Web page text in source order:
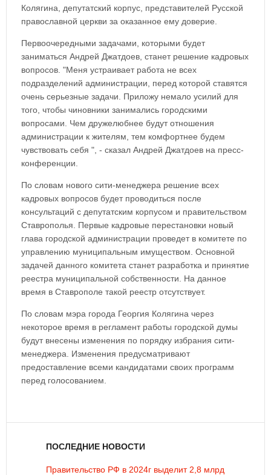
Колягина, депутатский корпус, представителей Русской
православной церкви за оказанное ему доверие.
Первоочередными задачами, которыми будет
заниматься Андрей Джатдоев, станет решение кадровых
вопросов. "Меня устраивает работа не всех
подразделений администрации, перед которой ставятся
очень серьезные задачи. Приложу немало усилий для
того, чтобы чиновники занимались городскими
вопросами. Чем дружелюбнее будут отношения
администрации к жителям, тем комфортнее будем
чувствовать себя ", - сказал Андрей Джатдоев на пресс-
конференции.
По словам нового сити-менеджера решение всех
кадровых вопросов будет проводиться после
консультаций с депутатским корпусом и правительством
Ставрополья. Первые кадровые перестановки новый
глава городской администрации проведет в комитете по
управлению муниципальным имуществом. Основной
задачей данного комитета станет разработка и принятие
реестра муниципальной собственности. На данное
время в Ставрополе такой реестр отсутствует.
По словам мэра города Георгия Колягина через
некоторое время в регламент работы городской думы
будут внесены изменения по порядку избрания сити-
менеджера. Изменения предусматривают
предоставление всеми кандидатами своих программ
перед голосованием.
ПОСЛЕДНИЕ НОВОСТИ
Правительство РФ в 2024г выделит 2,8 млрд